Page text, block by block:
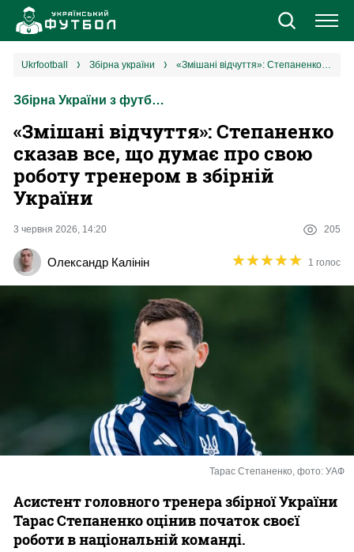
Новини
Збірна
Єврокубки
УПЛ
Різне
Букмекери
Казино
ukrfootball збірна україни «Змішані відчуття»: Степаненко сказав все, що думає про свою роботу тренером в збірній України
Збірна України з футболу
«Змішані відчуття»: Степаненко
сказав все, що думає про свою
роботу тренером в збірній
України
3 червня 2026, 14:20 205
Олександр Калінін ★★★★★
★★★★★ 1 голос
Тарас Степаненко, фото: УАФ
Асистент головного тренера збірної України
Тарас Степаненко оцінив початок своєї
роботи в національній команді.